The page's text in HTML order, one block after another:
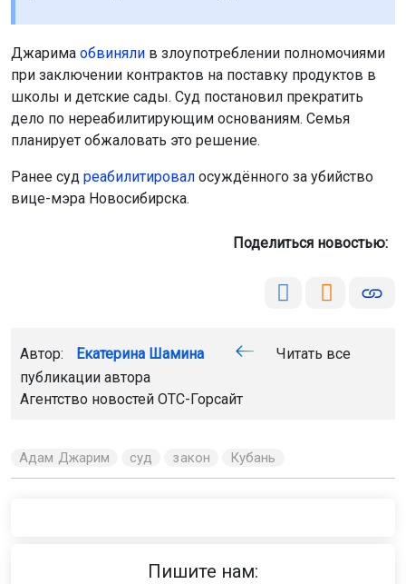
Джарима обвиняли в злоупотреблении полномочиями
при заключении контрактов на поставку продуктов в
школы и детские сады. Суд постановил прекратить
дело по нереабилитирующим основаниям. Семья
планирует обжаловать это решение.
Ранее суд реабилитировал осуждённого за убийство
вице-мэра Новосибирска.
Поделиться новостью:
Автор: Екатерина Шамина
Читать все
публикации автора
Агентство новостей ОТС-Горсайт
Адам Джарим суд закон Кубань
Пишите нам: